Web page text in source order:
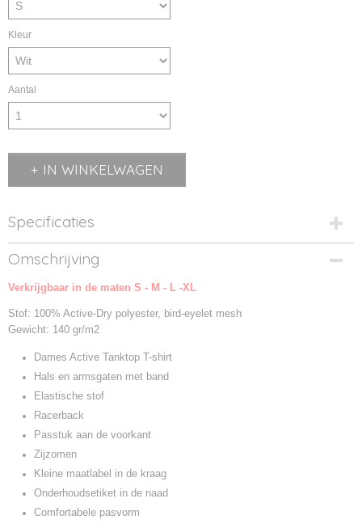
Kleur
Aantal
IN WINKELWAGEN
Specificaties
Productcode
STE8540-01
Productcode leverancier
Omschrijving
Verkrijgbaar in de maten S - M - L -XL
Stof: 100% Active-Dry polyester, bird-eyelet mesh
Gewicht: 140 gr/m2
Dames Active Tanktop T-shirt
Hals en armsgaten met band
Elastische stof
Racerback
Passtuk aan de voorkant
Zijzomen
Kleine maatlabel in de kraag
Onderhoudsetiket in de naad
Comfortabele pasvorm